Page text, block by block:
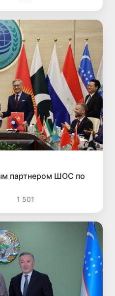
партнером ШОС по
1 501